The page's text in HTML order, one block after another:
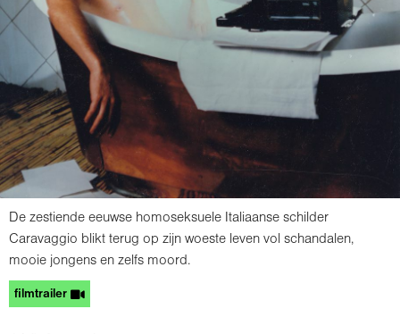
De zestiende eeuwse homoseksuele Italiaanse schilder
Caravaggio blikt terug op zijn woeste leven vol schandalen,
mooie jongens en zelfs moord.
filmtrailer